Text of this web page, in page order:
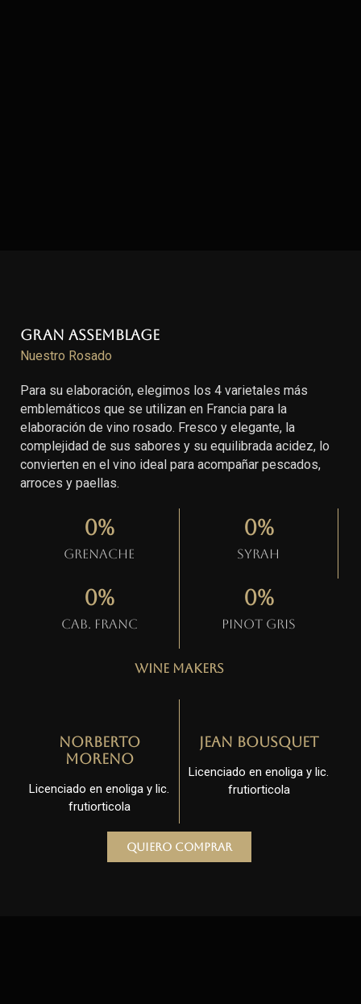
Gran Assemblage
Nuestro Rosado
Para su elaboración, elegimos los 4 varietales más
emblemáticos que se utilizan en Francia para la
elaboración de vino rosado. Fresco y elegante, la
complejidad de sus sabores y su equilibrada acidez, lo
convierten en el vino ideal para acompañar pescados,
arroces y paellas.
Grenache
0%
Syrah
0%
Cab. Franc
0%
Pinot gris
0%
Wine Makers
Norberto
Moreno
Licenciado en enoliga y lic.
frutiorticola
Jean Bousquet
Licenciado en enoliga y lic.
frutiorticola
Quiero comprar